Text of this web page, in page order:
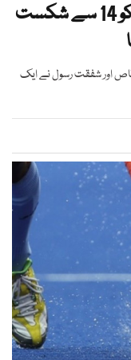
ایشیا کپ ہاکی پاکستان ملائشیا کو 14 سے شکست
اور شفقت رسول نے ایک